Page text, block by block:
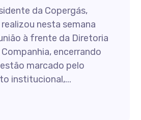
da Copergás,
nesta semana
à frente da Diretoria
encerrando
marcado pelo
institucional,...